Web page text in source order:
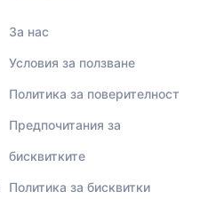
За нас
Условия за ползване
Политика за поверителност
Предпочитания за
бисквитките
Политика за бисквитки